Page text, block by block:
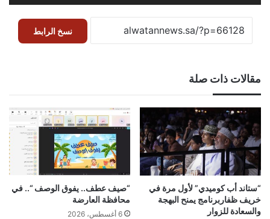
نسخ الرابط
مقالات ذات صلة
“ستاند أب كوميدي” لأول مرة في
خريف ظفاربرنامج يمنح البهجة
والسعادة للزوار
“صيف عطف.. يفوق الوصف “.. في
محافظة العارضة
6 أغسطس، 2026